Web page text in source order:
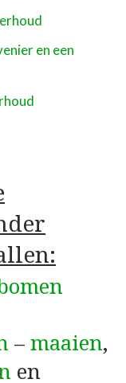
en een
–maaien,
en